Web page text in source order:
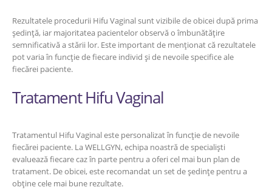
Rezultatele procedurii Hifu Vaginal sunt vizibile de obicei după prima
ședință, iar majoritatea pacientelor observă o îmbunătățire
semnificativă a stării lor. Este important de menționat că rezultatele
pot varia în funcție de fiecare individ și de nevoile specifice ale
fiecărei paciente.
Tratament Hifu Vaginal
Tratamentul Hifu Vaginal este personalizat în funcție de nevoile
fiecărei paciente. La WELLGYN, echipa noastră de specialiști
evaluează fiecare caz în parte pentru a oferi cel mai bun plan de
tratament. De obicei, este recomandat un set de ședințe pentru a
obține cele mai bune rezultate.